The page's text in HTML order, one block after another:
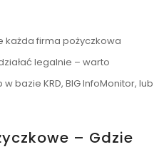
każda firma pożyczkowa
legalnie – warto
bazie KRD, BIG InfoMonitor, lub
– Gdzie